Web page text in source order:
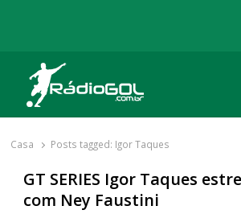
Rádio Gol
Há mais de 20 anos com as melhores
Casa Posts tagged: Igor Taques
GT SERIES Igor Taques
com Ney Faustini